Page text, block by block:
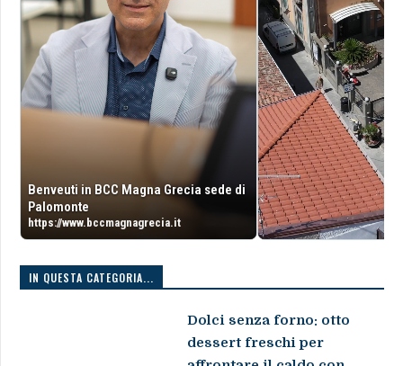
Benveuti in BCC Magna Grecia sede di
Palomonte
https://www.bccmagnagrecia.it
IN QUESTA CATEGORIA...
Dolci senza forno: otto
dessert freschi per